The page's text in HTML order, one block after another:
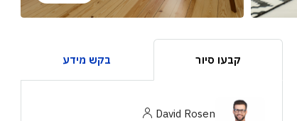
קבעו סיור בקש מידע
David Rosen